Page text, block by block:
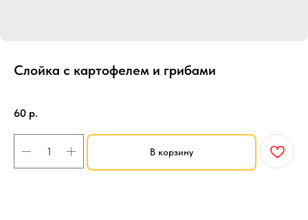
Слойка c картофелем и грибами
60 р.
В корзину